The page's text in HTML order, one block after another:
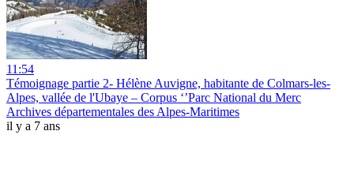
11:54
Témoignage partie 2- Hélène Auvigne, habitante de Colmars-les-
Alpes, vallée de l'Ubaye – Corpus ‘’Parc National du Merc
Archives départementales des Alpes-Maritimes
il y a 7 ans